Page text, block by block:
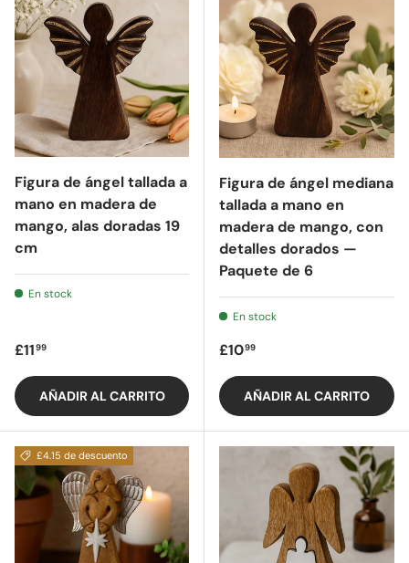
Figura de ángel tallada a
mano en madera de
mango, alas doradas 19
cm
En stock
Precio regular
£1199
AÑADIR AL CARRITO
Figura de ángel mediana
tallada a mano en
madera de mango, con
detalles dorados —
Paquete de 6
En stock
Precio regular
£1099
AÑADIR AL CARRITO
£4.15 de descuento